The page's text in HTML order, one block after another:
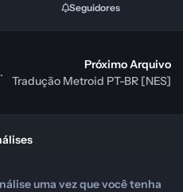
Seguidores
[NES]
Próximo Arquivo
Tradução Metroid PT-BR [NES]
uma vez que você tenha